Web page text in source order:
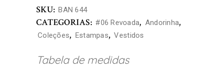
SKU: BAN 644
CATEGORIAS: #06 Revoada, Andorinha,
Coleções, Estampas, Vestidos
Tabela de medidas